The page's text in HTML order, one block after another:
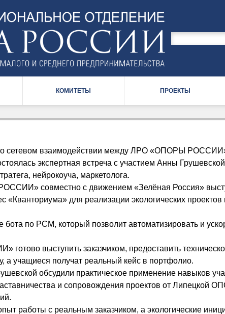
КОМИТЕТЫ ПРОЕКТЫ
о сетевом взаимодействии между ЛРО «ОПОРЫ
экспертная встреча с участием Анны
нейрокоуча, маркетолога.
совместно с движением «Зелёная Россия»
«Кванториума» для реализации экологических
бота по РСМ, который позволит автоматизировать и
выступить заказчиком, предоставить
а учащиеся получат реальный кейс в портфолио.
обсудили практическое применение навыков
и сопровождения проектов от Липецкой
работы с реальным заказчиком, а экологические